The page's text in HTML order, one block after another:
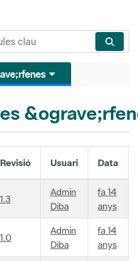
Revisió Usuari Data
1.3
Admin
Diba
fa 14
anys
1.0
Admin
Diba
fa 14
anys